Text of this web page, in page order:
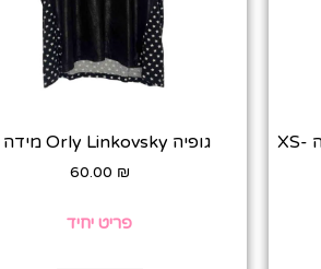
פלנל AMERICAN EAGLE מידה XS-
גופיה Orly Linkovsky מידה 3
60.00 ₪
פריט יחיד